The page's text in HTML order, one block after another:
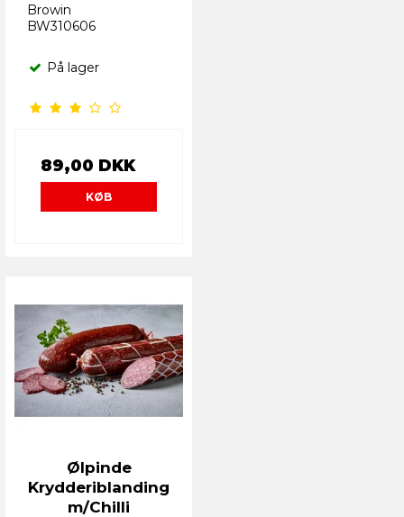
Browin
BW310606
På lager
89,00 DKK
KØB
Ølpinde
Krydderiblanding
m/Chilli